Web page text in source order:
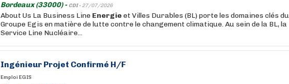
Bordeaux (33000) - CDI - 27/07/2026
About Us La Business Line Energieet Villes Durables (BL) porte les domaines clés du
Groupe Egis en matière de lutte contre le changement climatique. Au sein de la BL, la
Service Line Nucléaire...
Ingénieur Projet Confirmé H/F
Emploi EGIS